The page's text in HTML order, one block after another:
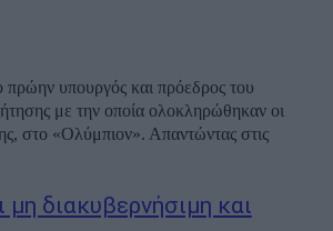
υπουργός και πρόεδρος του
με την οποία ολοκληρώθηκαν οι
στο «Ολύμπιον». Απαντώντας στις
διακυβερνήσιμη και